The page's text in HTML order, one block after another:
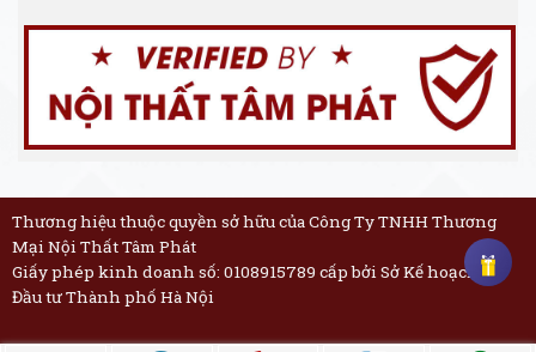
Thương hiệu thuộc quyền sở hữu của Công Ty TNHH Thương
Mại Nội Thất Tâm Phát
Giấy phép kinh doanh số: 0108915789 cấp bởi Sở Kế hoạch và
Đầu tư Thành phố Hà Nội